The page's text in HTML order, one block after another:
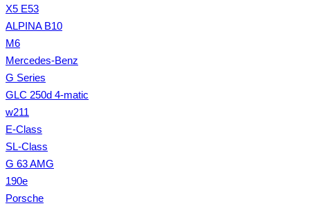
X5 E53
ALPINA B10
M6
Mercedes-Benz
G Series
GLC 250d 4-matic
w211
E-Class
SL-Class
G 63 AMG
190e
Porsche